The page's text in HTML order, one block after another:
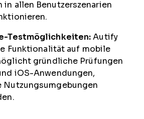
in allen Benutzerszenarien
Testmöglichkeiten: Autify
Funktionalität auf mobile
gründliche Prüfungen
iOS-Anwendungen,
Nutzungsumgebungen